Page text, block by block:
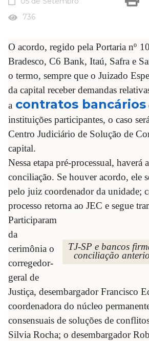
736
O acordo, regido pela Portaria nº
Bradesco, C6 Bank, Itaú, Safra e
o termo, sempre que o Juizado
da capital receber demandas
a contratos bancários
instituições participantes, o caso
Centro Judiciário de Solução de
capital.
Nessa etapa pré-processual, haverá
conciliação. Se houver acordo, ele
pelo juiz coordenador da unidade;
processo retorna ao JEC e segue
TJ-SP e bancos
conciliação
Participaram
da
cerimônia o
corregedor-
geral de
Justiça, desembargador Francisco
coordenadora do núcleo
consensuais de soluções de
Silvia Rocha; o desembargador